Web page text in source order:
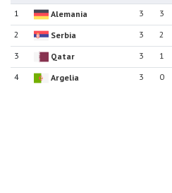
1 Alemania 3 3
2
Serbia 3 2
3
Qatar 3 1
4
Argelia 3 0